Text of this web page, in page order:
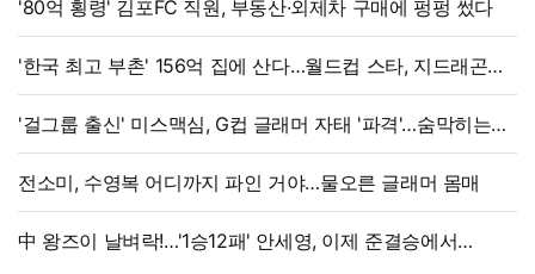
'80억 횡령' 김포FC 직원, 부동산·외제차 구매에 펑펑 썼다
'한국 최고 부촌' 156억 집에 산다…월드컵 스타, 지드래곤
·BTS와 이웃
'걸그룹 출신' 미스맥심, G컵 글래머 자태 '파격'…숨막히는
라인
전소미, 수영복 어디까지 파인 거야…물오른 글래머 몸매
中 왕즈이 날벼락!…'1승12패' 안세영, 이제 준결승에서